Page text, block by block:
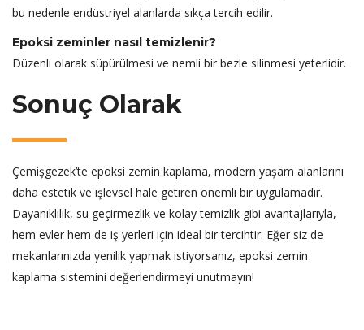
bu nedenle endüstriyel alanlarda sıkça tercih edilir.
Epoksi zeminler nasıl temizlenir?
Düzenli olarak süpürülmesi ve nemli bir bezle silinmesi yeterlidir.
Sonuç Olarak
Çemişgezek’te epoksi zemin kaplama, modern yaşam alanlarını
daha estetik ve işlevsel hale getiren önemli bir uygulamadır.
Dayanıklılık, su geçirmezlik ve kolay temizlik gibi avantajlarıyla,
hem evler hem de iş yerleri için ideal bir tercihtir. Eğer siz de
mekanlarınızda yenilik yapmak istiyorsanız, epoksi zemin
kaplama sistemini değerlendirmeyi unutmayın!